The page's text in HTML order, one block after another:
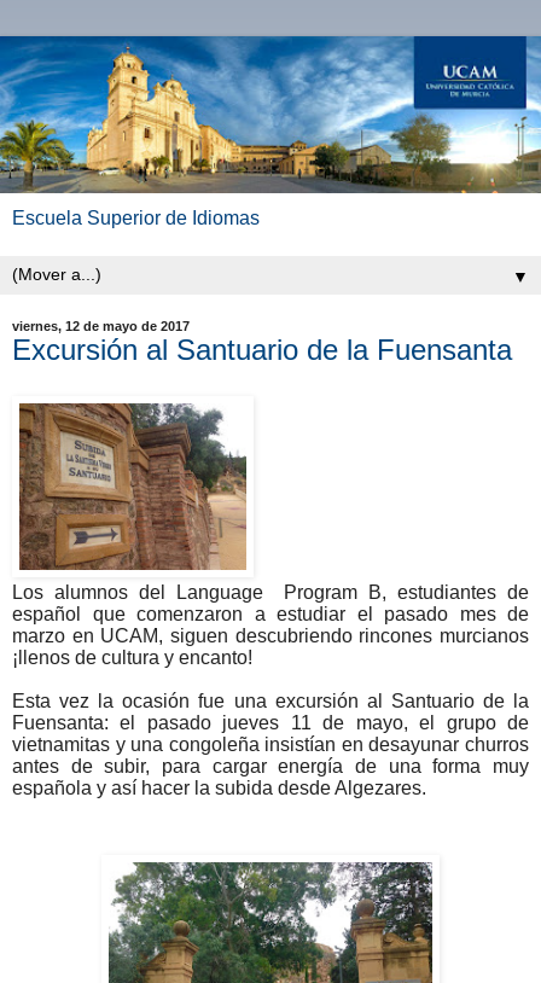
Escuela Superior de Idiomas
▼
viernes, 12 de mayo de 2017
Excursión al Santuario de la Fuensanta
Los alumnos del Language Program B, estudiantes de
español que comenzaron a estudiar el pasado mes de
marzo en UCAM, siguen descubriendo rincones murcianos
¡llenos de cultura y encanto!
Esta vez la ocasión fue una excursión al Santuario de la
Fuensanta: el pasado jueves 11 de mayo, el grupo de
vietnamitas y una congoleña insistían en desayunar churros
antes de subir, para cargar energía de una forma muy
española y así hacer la subida desde Algezares.